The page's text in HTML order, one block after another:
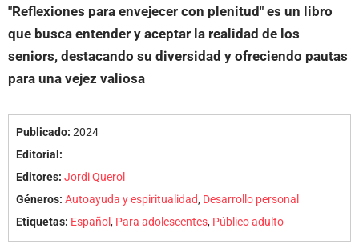
"Reflexiones para envejecer con plenitud" es un libro
que busca entender y aceptar la realidad de los
seniors, destacando su diversidad y ofreciendo pautas
para una vejez valiosa
Publicado: 2024
Editorial:
Editores: Jordi Querol
Géneros: Autoayuda y espiritualidad, Desarrollo personal
Etiquetas: Español, Para adolescentes, Público adulto